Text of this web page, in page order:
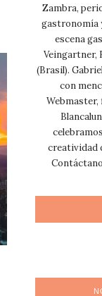
Zambra,
gastronomía
escena
Veingartner,
(Brasil).
con
creatividad